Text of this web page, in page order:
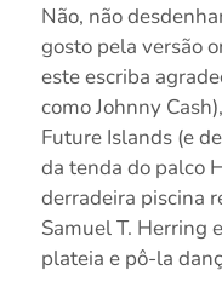
Não, não
gosto pela versão
este escriba
como Johnny
Future Islands (e
da tenda do palco
derradeira piscina
Samuel T. Herring
plateia e pô-la